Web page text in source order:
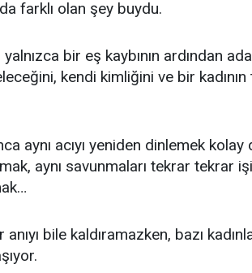
farklı olan şey buydu.
yalnızca bir eş kaybının ardından
kendi kimliğini ve bir
aynı acıyı yeniden dinlemek kolay
aynı savunmaları tekrar tekrar
bile kaldıramazken, bazı